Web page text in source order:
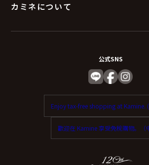
報の一部をご提供いただけない場合は
（７）保有個人データの開示等
ご本人からの求めにより、当社が保有
開示等に応ずる窓口は、下記「当社の
カミネについて
公式SNS
Enjoy tax-free shopping at Kamine.
歡迎在 Kamine 享受免稅購物。（